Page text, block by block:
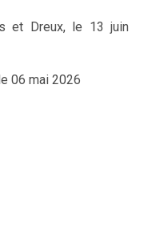
et Dreux, le 13 juin
06 mai 2026